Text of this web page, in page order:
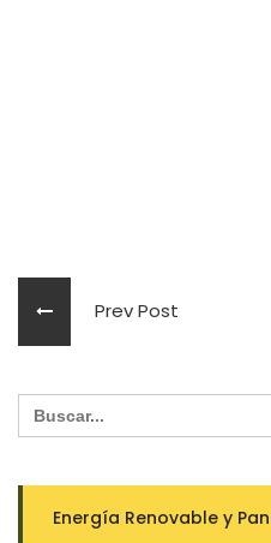
Prev Post
Search
for:
Energía Renovable y